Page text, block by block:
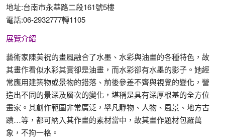
地址:台南市永華路二段161號5樓
電話:06-2932777轉1105
展覽介紹
藝術家陳美祝的畫風融合了水墨、水彩與油畫的各種特色，故
其畫作看似水彩其實卻是油畫，而水彩卻有水墨的影子。她經
常應用建築物或景物的錯落、前後參差不齊與視覺的變化，營
造出不同的景深及層次的變化，堪稱是具有深厚根基的全方位
畫家。其創作範圍非常廣泛，舉凡靜物、人物、風景、地方古
蹟…等，都可納入其作畫的素材當中，故其畫作題材包羅萬
象，不拘一格。